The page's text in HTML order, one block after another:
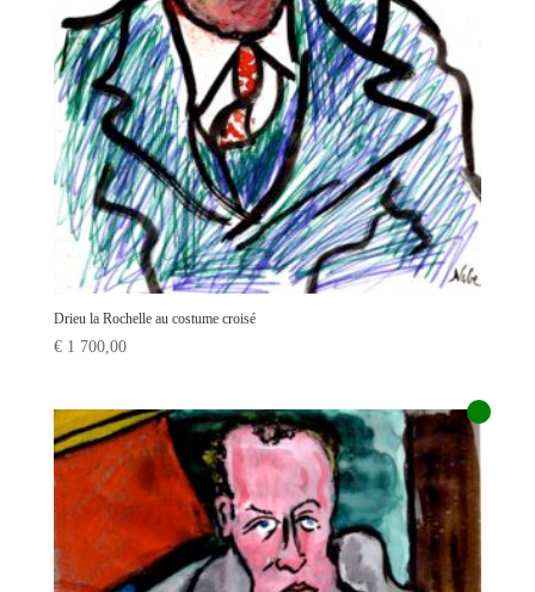
Drieu la Rochelle au costume croisé
€1 700,00